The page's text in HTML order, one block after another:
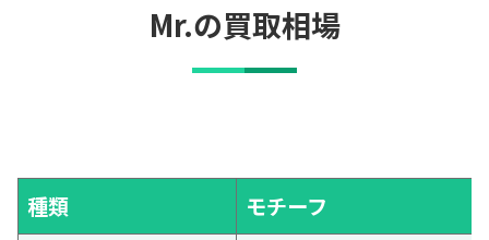
Mr.の買取相場
種類 モチーフ